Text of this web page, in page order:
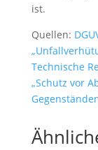
ist.
Quellen:
Technische
„Schutz vor